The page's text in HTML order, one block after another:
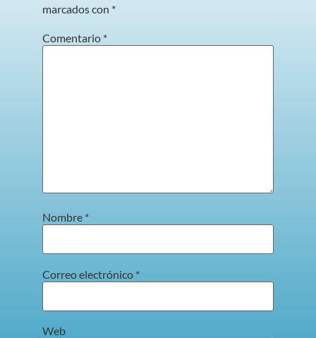
marcados con *
Comentario *
Nombre *
Correo electrónico *
Web